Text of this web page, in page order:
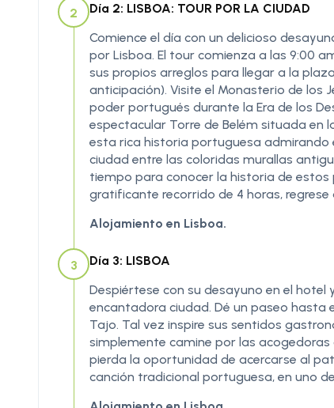
2
Día 2: LISBOA: TOUR POR LA CIUDAD
Comience el día con un delicioso
por Lisboa. El tour comienza a las 9:00
sus propios arreglos para llegar a la
anticipación). Visite el Monasterio de los
poder portugués durante la Era de los
espectacular Torre de Belém situada en
esta rica historia portuguesa admirando
ciudad entre las coloridas murallas
tiempo para conocer la historia de estos
gratificante recorrido de 4 horas,
Alojamiento en Lisboa.
3
Día 3: LISBOA
Despiértese con su desayuno en el
encantadora ciudad. Dé un paseo hasta
Tajo. Tal vez inspire sus sentidos
simplemente camine por las
pierda la oportunidad de acercarse al
canción tradicional portuguesa, en uno